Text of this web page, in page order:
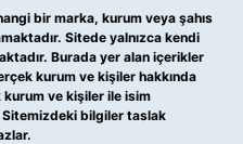
bir marka, kurum veya şahıs
Sitede yalnızca kendi
Burada yer alan içerikler
kurum ve kişiler hakkında
kurum ve kişiler ile isim
bilgiler taslak